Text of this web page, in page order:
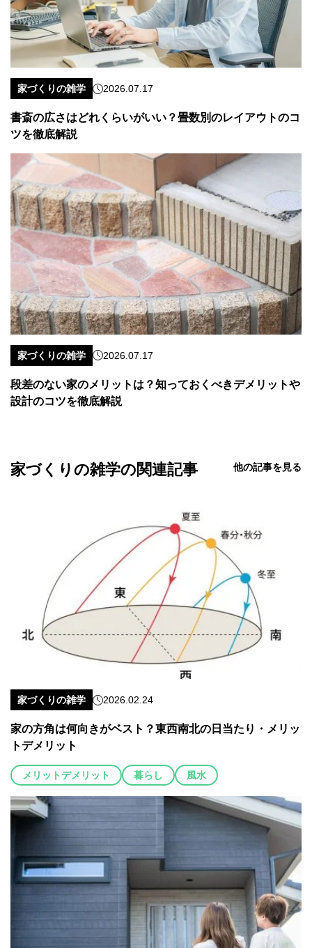
家づくりの雑学 2026.07.17
書斎の広さはどれくらいがいい？畳数別のレイアウトのコ
ツを徹底解説
家づくりの雑学 2026.07.17
段差のない家のメリットは？知っておくべきデメリットや
設計のコツを徹底解説
家づくりの雑学の関連記事 他の記事を見る
家づくりの雑学 2026.02.24
家の方角は何向きがベスト？東西南北の日当たり・メリッ
トデメリット
メリットデメリット 暮らし 風水